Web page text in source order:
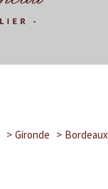
Gironde Bordeaux